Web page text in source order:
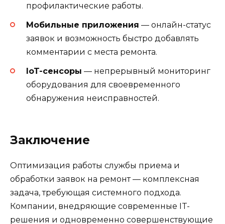
профилактические работы.
Мобильные приложения — онлайн-статус
заявок и возможность быстро добавлять
комментарии с места ремонта.
IoT-сенсоры — непрерывный мониторинг
оборудования для своевременного
обнаружения неисправностей.
Заключение
Оптимизация работы службы приема и
обработки заявок на ремонт — комплексная
задача, требующая системного подхода.
Компании, внедряющие современные IT-
решения и одновременно совершенствующие